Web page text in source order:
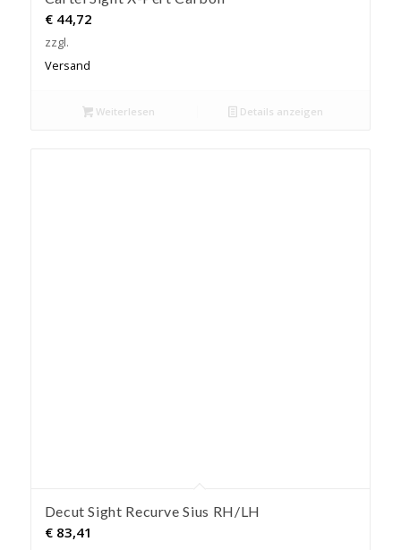
€44,72
zzgl.
Versand
Weiterlesen Details anzeigen
Decut Sight Recurve Sius RH/LH
€83,41